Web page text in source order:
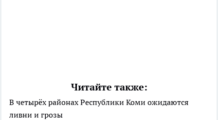
Читайте также:
В четырёх районах Республики Коми ожидаются
ливни и грозы